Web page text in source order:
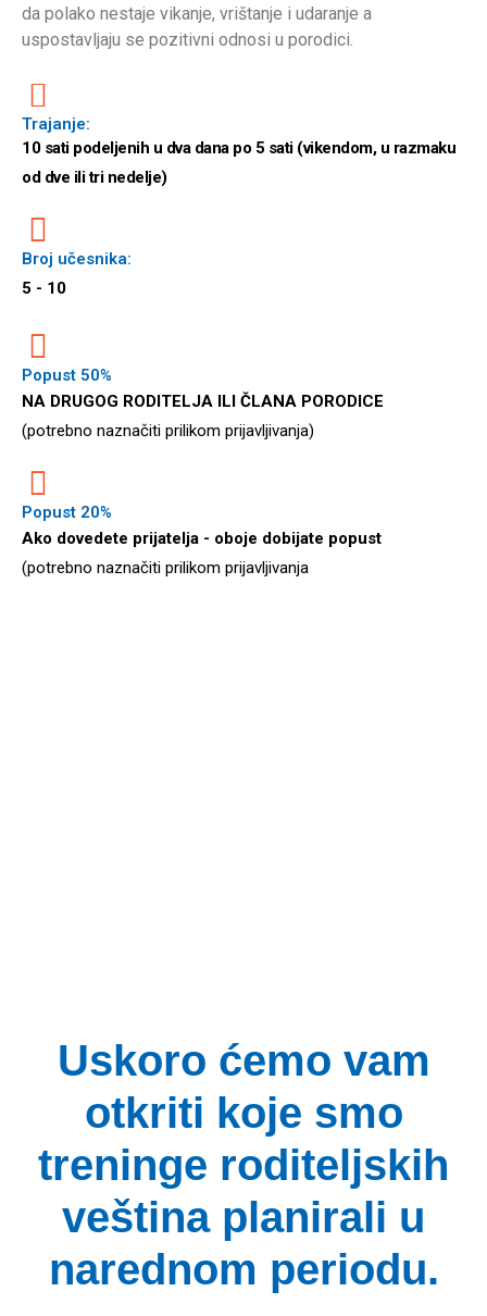
da polako nestaje vikanje, vrištanje i udaranje a
uspostavljaju se pozitivni odnosi u porodici.
Trajanje:
10 sati podeljenih u dva dana po 5 sati (vikendom, u razmaku
od dve ili tri nedelje)
Broj učesnika:
5 - 10
Popust 50%
NA DRUGOG RODITELJA ILI ČLANA PORODICE
(potrebno naznačiti prilikom prijavljivanja)
Popust 20%
Ako dovedete prijatelja - oboje dobijate popust
(potrebno naznačiti prilikom prijavljivanja
Uskoro ćemo vam
otkriti koje smo
treninge roditeljskih
veština planirali u
narednom periodu.